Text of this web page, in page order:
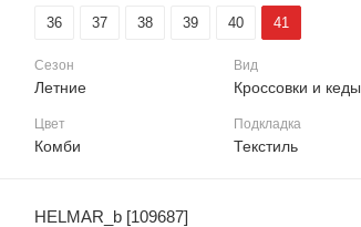
36 37 38 39 40 41
Сезон
Летние
Вид
Кроссовки и кеды
Цвет
Комби
Подкладка
Текстиль
HELMAR_b [109687]